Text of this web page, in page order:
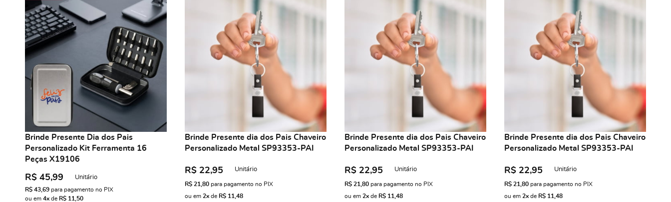
Brinde Presente Dia dos Pais
Personalizado Kit Ferramenta 16
Peças X19106
R$ 45,99 Unitário
R$ 43,69 para pagamento no PIX
ou em 4x de R$ 11,50
Brinde Presente dia dos Pais Chaveiro
Personalizado Metal SP93353-PAI
R$ 22,95 Unitário
R$ 21,80 para pagamento no PIX
ou em 2x de R$ 11,48
Brinde Presente dia dos Pais Chaveiro
Personalizado Metal SP93353-PAI
R$ 22,95 Unitário
R$ 21,80 para pagamento no PIX
ou em 2x de R$ 11,48
Brinde Presente dia dos Pais Chaveiro
Personalizado Metal SP93353-PAI
R$ 22,95 Unitário
R$ 21,80 para pagamento no PIX
ou em 2x de R$ 11,48